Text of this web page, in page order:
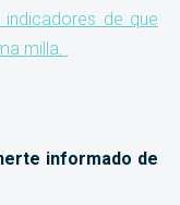
indicadores de que
milla.
informado de